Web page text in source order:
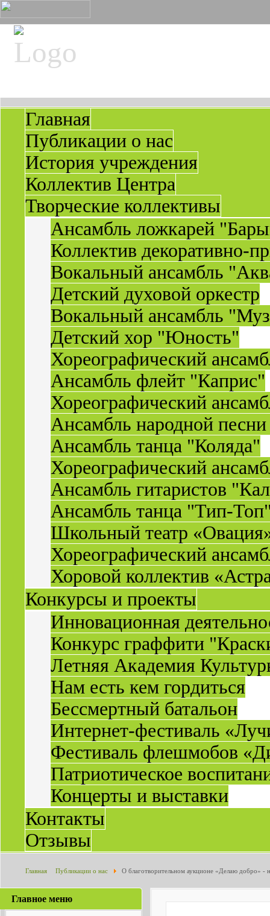
Главная
Публикации о нас
История учреждения
Коллектив Центра
Творческие коллективы
Ансамбль ложкарей
Коллектив декоративно-
Вокальный ансамбль
Детский духовой оркестр
Вокальный ансамбль
Детский хор "Юность"
Хореографический
Ансамбль флейт "Каприс"
Хореографический
Ансамбль народной
Ансамбль танца "Коляда"
Хореографический
Ансамбль гитаристов
Ансамбль танца "Тип-
Школьный театр
Хореографический
Хоровой коллектив
Конкурсы и проекты
Инновационная
Конкурс граффити
Летняя Академия
Нам есть кем гордиться
Бессмертный батальон
Интернет-фестиваль
Фестиваль флешмобов
Патриотическое
Концерты и выставки
Контакты
Отзывы
Главная Публикации о нас О благотворительном аукционе «Делаю добро» -
Главное меню